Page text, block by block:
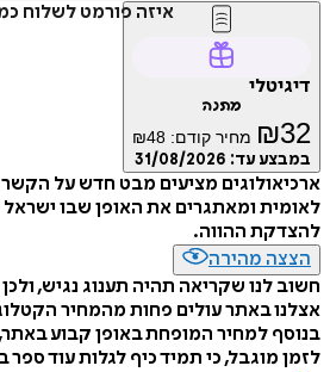
איזה פורמט לשלוח
דיגיטלי
מתנה
₪32 מחיר קודם: ₪48
במבצע עד: 31/08/2026
ארכיאולוגים מציעים מבט חדש על הקשר
לאומית ומאתגרים את האופן שבו
להצדקת ההווה.
הצצה מהירה
חשוב לנו שקריאה תהיה תענוג נגיש,
אצלנו באתר עולים פחות מהמחיר
בנוסף למחיר המופחת באופן קבוע
לזמן מוגבל, כי תמיד כיף לגלות עוד ספר